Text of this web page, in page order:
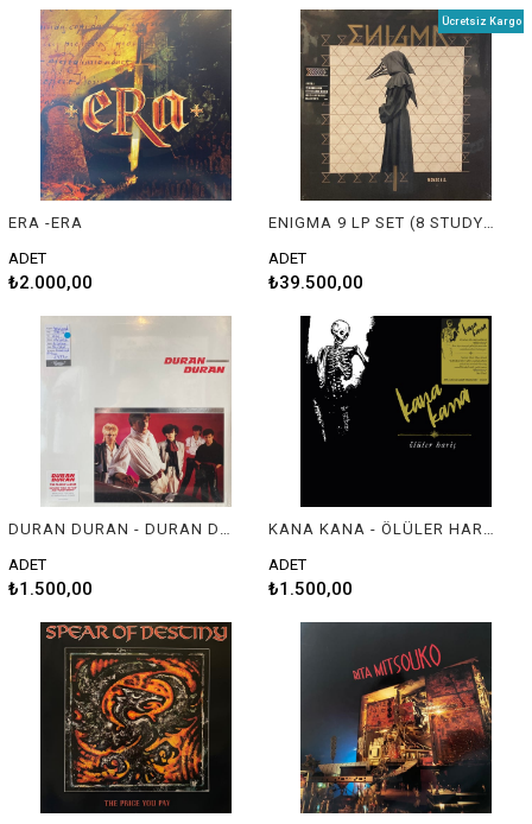
ERA -ERA
ADET
₺2.000,00
ENIGMA 9 LP SET (8 STUDYO ALBUM / 1 GREATEST HITS) SIYAH LP 2021 REISSUE
ADET
₺39.500,00
Ücretsiz Kargo
DURAN DURAN - DURAN DURAN
ADET
₺1.500,00
KANA KANA - ÖLÜLER HARİÇ
ADET
₺1.500,00